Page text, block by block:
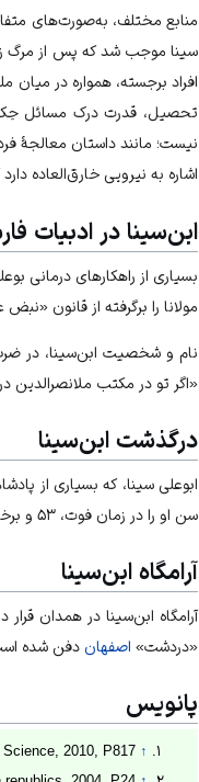
منابع مختلف، به‌صورت‌های
سینا موجب شد که پس از مرگ
افراد برجسته، همواره در
تحصیل، قدرت درک مسائل
نیست؛ مانند داستان معالجهٔ
اشاره به نیرویی خارق‌العاده
ابن‌سینا در ادبیات
بسیاری از راهکارهای درمانی
مولانا را برگرفته از قانون
نام و شخصیت ابن‌سینا، در
«اگر تو در مکتب
درگذشت ابن‌سینا
سن او را در زمان فوت، ۵۳ و برخی دیگر ۸۱ سال اعلام کرده‌اند.
آرامگاه ابن‌سینا
آرامگاه ابن‌سینا در همدان قرار
«دردشت» اصفهان دفن شده
پانویس
↑
2010, P817.